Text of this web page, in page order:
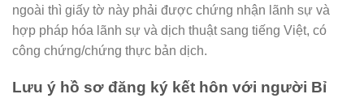
ngoài thì giấy tờ này phải được chứng nhận lãnh sự và
hợp pháp hóa lãnh sự và dịch thuật sang tiếng Việt, có
công chứng/chứng thực bản dịch.
Lưu ý hồ sơ đăng ký kết hôn với người Bỉ